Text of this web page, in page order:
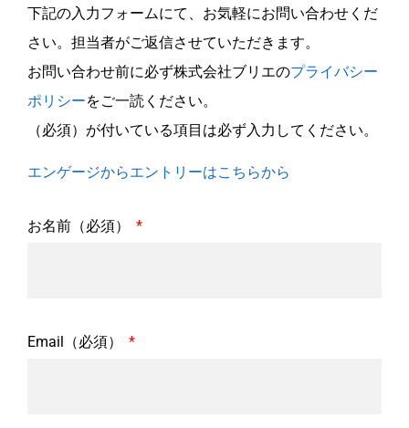
下記の入力フォームにて、お気軽にお問い合わせくだ
さい。担当者がご返信させていただきます。
お問い合わせ前に必ず株式会社ブリエのプライバシー
ポリシーをご一読ください。
（必須）が付いている項目は必ず入力してください。
エンゲージからエントリーはこちらから
お名前（必須）
Email（必須）